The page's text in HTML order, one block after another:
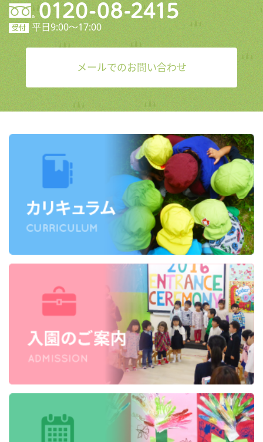
受付 平日9:00〜17:00
メールでのお問い合わせ